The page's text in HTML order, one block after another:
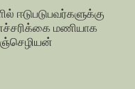
ஈடுபடுபவர்களுக்கு
மணியாக